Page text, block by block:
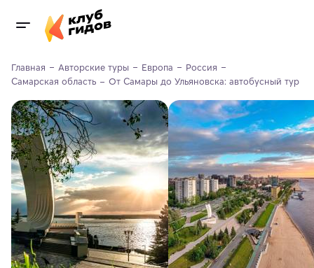
Главная Авторские туры Европа
Россия
Самарская область
От Самары до Ульяновска: автобусный тур